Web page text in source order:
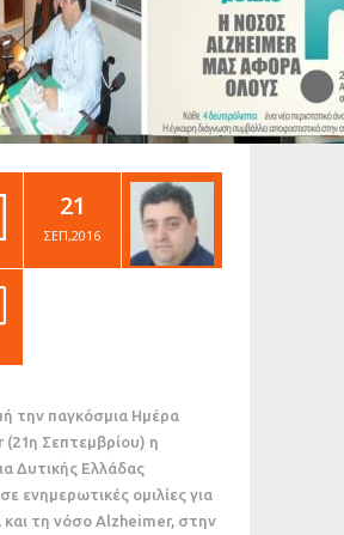
21
ΣΕΠ,2016
την παγκόσμια Ημέρα
Σεπτεμβρίου) η
Δυτικής Ελλάδας
ενημερωτικές ομιλίες για
και τη νόσο Alzheimer, στην